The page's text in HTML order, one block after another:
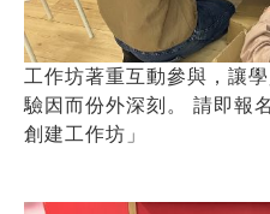
工作坊著重互動參與，讓
驗因而份外深刻。 請即報
創建工作坊」